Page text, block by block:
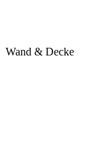
Wand & Decke